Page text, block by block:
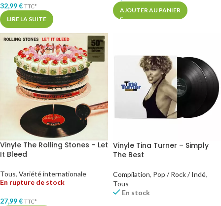
32,99€ TTC*
LIRE LA SUITE
AJOUTER AU PANIER
Vinyle The Rolling Stones – Let
It Bleed
Tous, Variété internationale
En rupture de stock
27,99€ TTC*
Vinyle Tina Turner – Simply
The Best
Compilation, Pop / Rock / Indé,
Tous
En stock